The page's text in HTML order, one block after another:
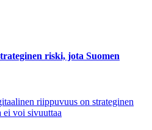
riski, jota Suomen
riippuvuus on strateginen
ei voi sivuuttaa